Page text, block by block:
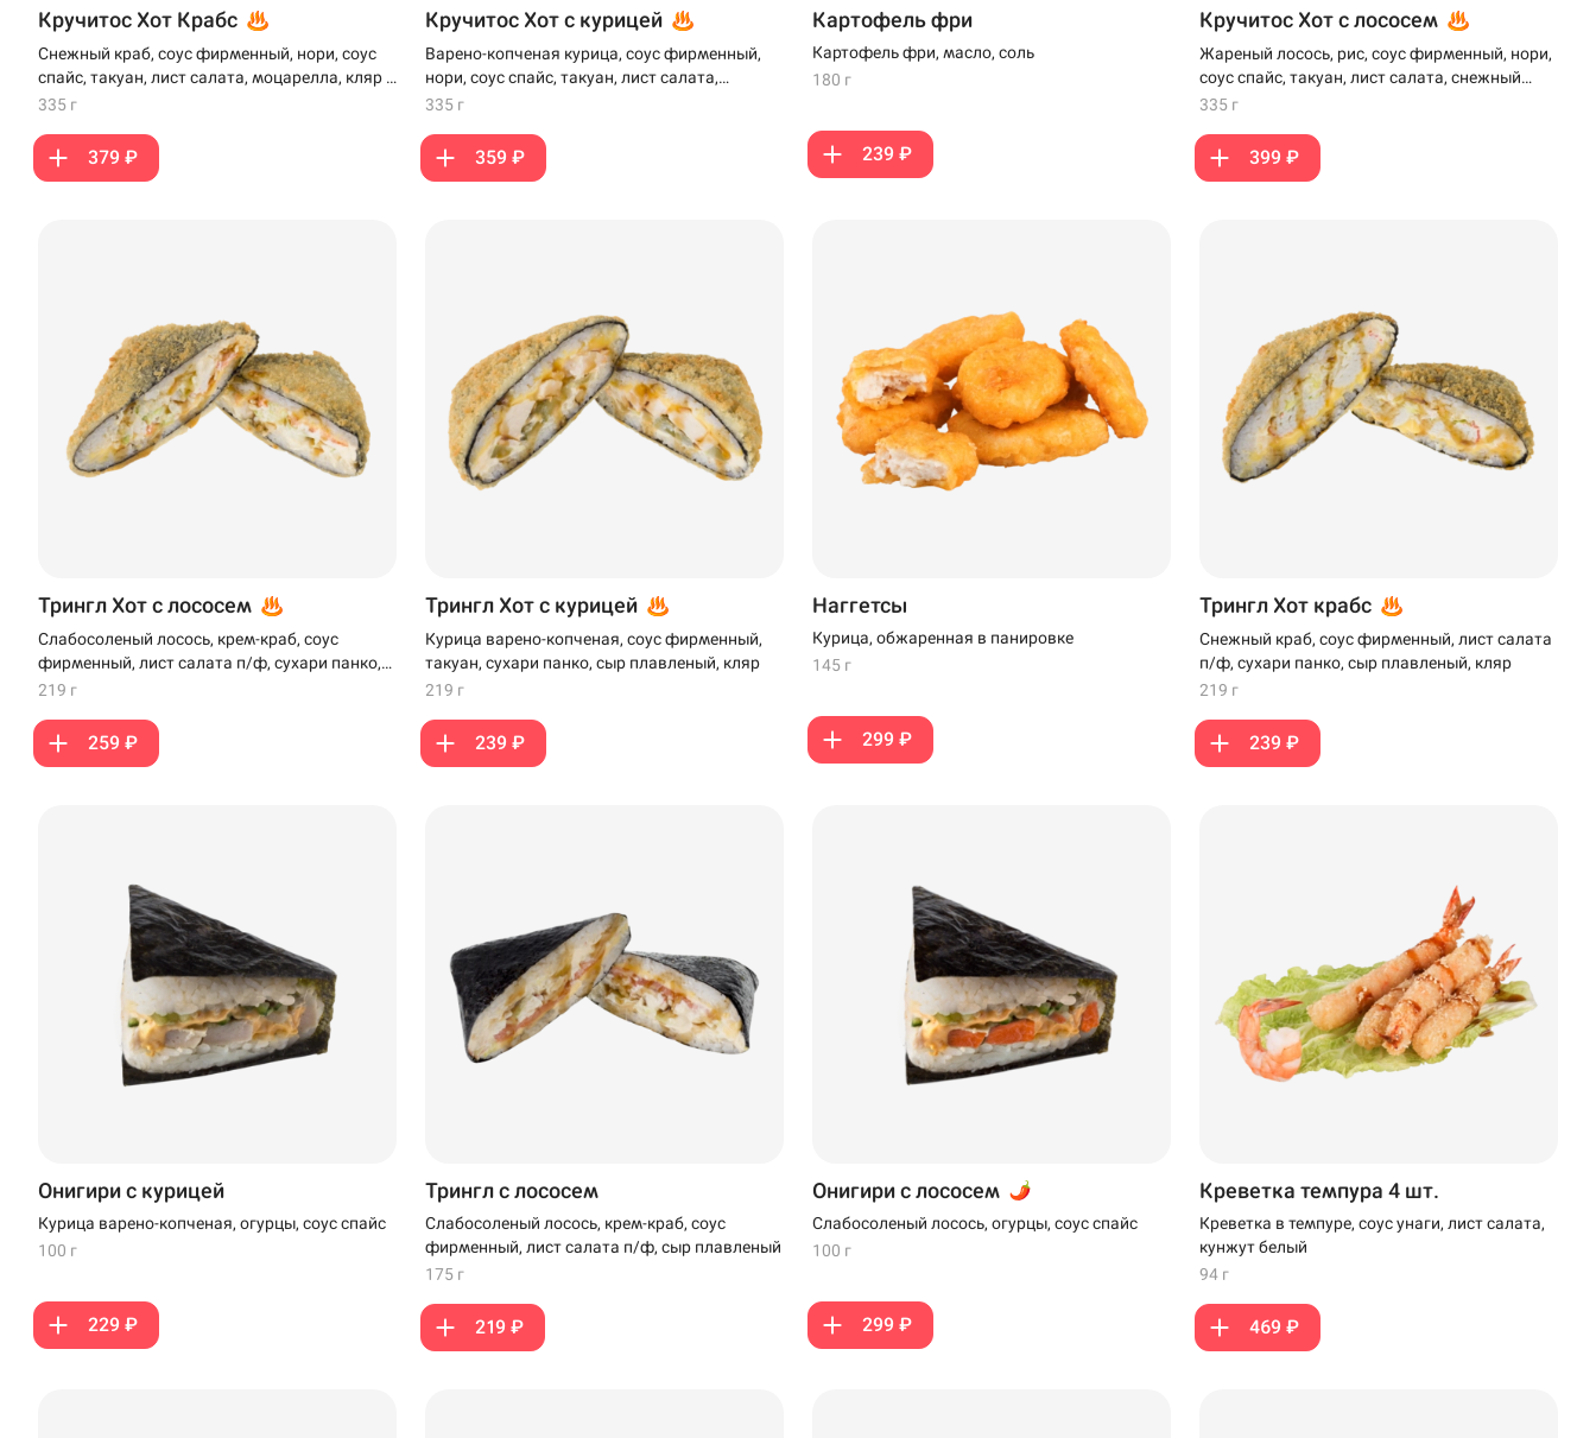
Кручитос Хот Крабс
Снежный краб, соус фирменный, нори, соус
спайс, такуан, лист салата, моцарелла, кляр и
панко
335 г
379 ₽
Кручитос Хот с курицей
Варено-копченая курица, соус фирменный,
нори, соус спайс, такуан, лист салата,
моцарелла, кляр и панко
335 г
359 ₽
Картофель фри
Картофель фри, масло, соль
180 г
239 ₽
Кручитос Хот с лососем
Жареный лосось, рис, соус фирменный, нори,
соус спайс, такуан, лист салата, снежный
краб, моцарелла, кляр и панко
335 г
399 ₽
Трингл Хот с лососем
Слабосоленый лосось, крем-краб, соус
фирменный, лист салата п/ф, сухари панко,
сыр плавленый, кляр
219 г
259 ₽
Трингл Хот с курицей
Курица варено-копченая, соус фирменный,
такуан, сухари панко, сыр плавленый, кляр
219 г
239 ₽
Наггетсы
Курица, обжаренная в панировке
145 г
299 ₽
Трингл Хот крабс
Снежный краб, соус фирменный, лист салата
п/ф, сухари панко, сыр плавленый, кляр
219 г
239 ₽
Онигири с курицей
Курица варено-копченая, огурцы, соус спайс
100 г
229 ₽
Трингл с лососем
Слабосоленый лосось, крем-краб, соус
фирменный, лист салата п/ф, сыр плавленый
175 г
219 ₽
Онигири с лососем
Слабосоленый лосось, огурцы, соус спайс
100 г
299 ₽
Креветка темпура 4 шт.
Креветка в темпуре, соус унаги, лист салата,
кунжут белый
94 г
469 ₽